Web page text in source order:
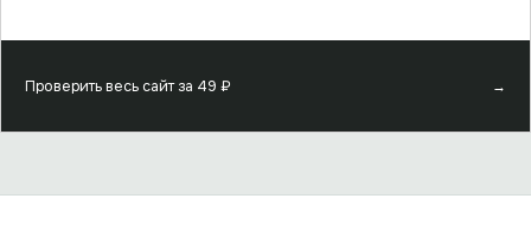
Проверить весь сайт за 49 ₽ →